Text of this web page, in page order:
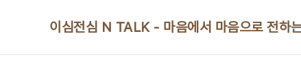
이심전심 N TALK - 마음에서 마음으로 전하